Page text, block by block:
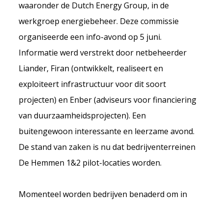
waaronder de Dutch Energy Group, in de
werkgroep energiebeheer. Deze commissie
organiseerde een info-avond op 5 juni.
Informatie werd verstrekt door netbeheerder
Liander, Firan (ontwikkelt, realiseert en
exploiteert infrastructuur voor dit soort
projecten) en Enber (adviseurs voor financiering
van duurzaamheidsprojecten). Een
buitengewoon interessante en leerzame avond.
De stand van zaken is nu dat bedrijventerreinen
De Hemmen 1&2 pilot-locaties worden.
Momenteel worden bedrijven benaderd om in